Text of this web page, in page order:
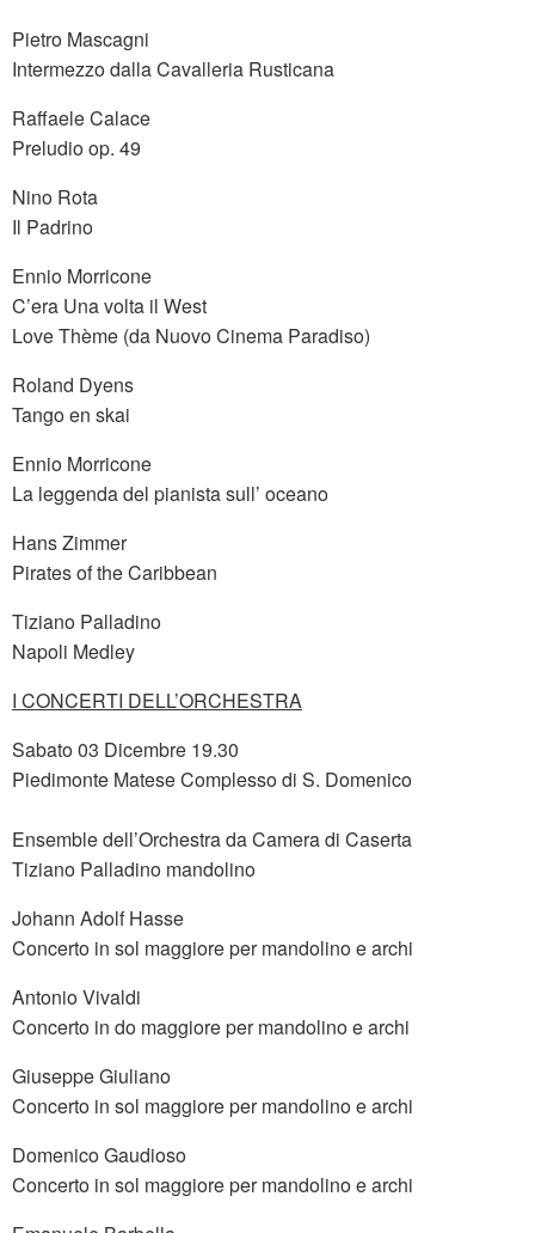
Pietro Mascagni
Intermezzo dalla Cavalleria Rusticana
Raffaele Calace
Preludio op. 49
Nino Rota
Il Padrino
Ennio Morricone
C’era Una volta il West
Love Thème (da Nuovo Cinema Paradiso)
Roland Dyens
Tango en skai
Ennio Morricone
La leggenda del pianista sull’ oceano
Hans Zimmer
Pirates of the Caribbean
Tiziano Palladino
Napoli Medley
I CONCERTI DELL’ORCHESTRA
Sabato 03 Dicembre 19.30
Piedimonte Matese Complesso di S. Domenico
Ensemble dell’Orchestra da Camera di Caserta
Tiziano Palladino mandolino
Johann Adolf Hasse
Concerto in sol maggiore per mandolino e archi
Antonio Vivaldi
Concerto in do maggiore per mandolino e archi
Giuseppe Giuliano
Concerto in sol maggiore per mandolino e archi
Domenico Gaudioso
Concerto in sol maggiore per mandolino e archi